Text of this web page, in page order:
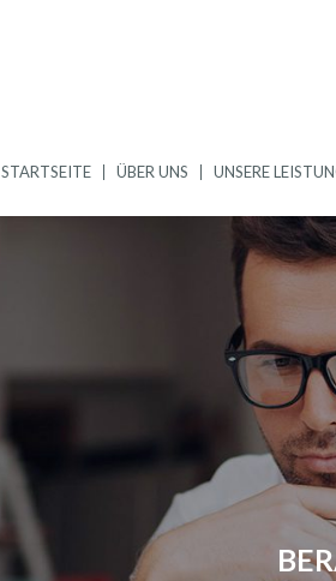
STARTSEITE ÜBER UNS UNSERE